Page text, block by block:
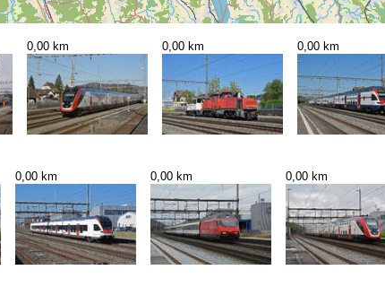
0,00 km 0,00 km 0,00 km
0,00 km 0,00 km 0,00 km